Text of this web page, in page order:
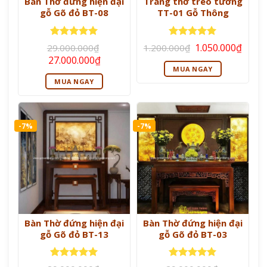
gỗ Gõ đỏ BT-08
Được xếp
hạng55
sao
29.000.000₫
Giá
gốc
là:
29.000.000₫.
27.000.000₫Giá
hiện
tại
là:
27.000.000₫.
MUA NGAY
TT-01 Gỗ Thông
Được xếp
hạng
5
sao
1.200.000₫ Giá
gốc
là:
1.200.000₫.
1.050.000₫Giá
MUA NGAY
-7%
Bàn Thờ đứng hiện đại
gỗ Gõ đỏ BT-13
-7%
Bàn Thờ đứng hiện đại
gỗ Gõ đỏ BT-03